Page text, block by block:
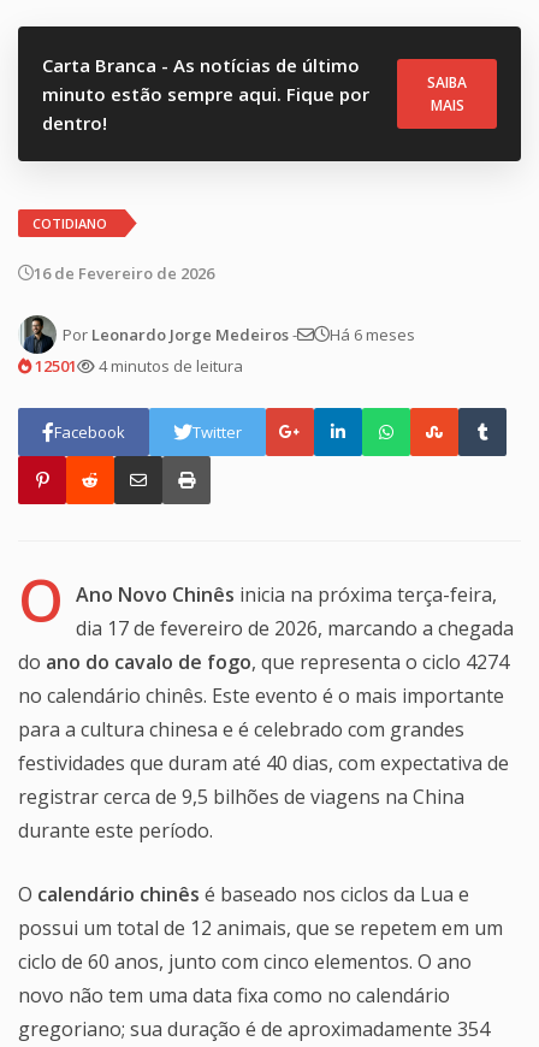
Carta Branca - As notícias de último
minuto estão sempre aqui. Fique por
dentro!
SAIBA
MAIS
COTIDIANO
16 de Fevereiro de 2026
Por Leonardo Jorge Medeiros-
Há 6 meses
12501
4 minutos de leitura
Facebook Twitter
O Ano Novo Chinês inicia na próxima terça-feira,
dia 17 de fevereiro de 2026, marcando a chegada
do ano do cavalo de fogo, que representa o ciclo 4274
no calendário chinês. Este evento é o mais importante
para a cultura chinesa e é celebrado com grandes
festividades que duram até 40 dias, com expectativa de
registrar cerca de 9,5 bilhões de viagens na China
durante este período.
O calendário chinês é baseado nos ciclos da Lua e
possui um total de 12 animais, que se repetem em um
ciclo de 60 anos, junto com cinco elementos. O ano
novo não tem uma data fixa como no calendário
gregoriano; sua duração é de aproximadamente 354